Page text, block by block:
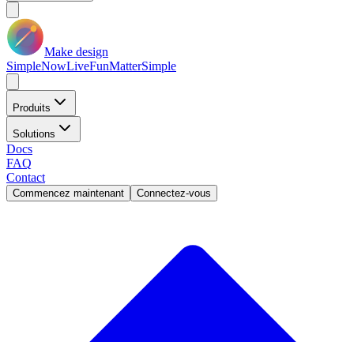
Make design
SimpleNowLiveFunMatterSimple
Produits
Solutions
Docs
FAQ
Contact
Commencez maintenant Connectez-vous